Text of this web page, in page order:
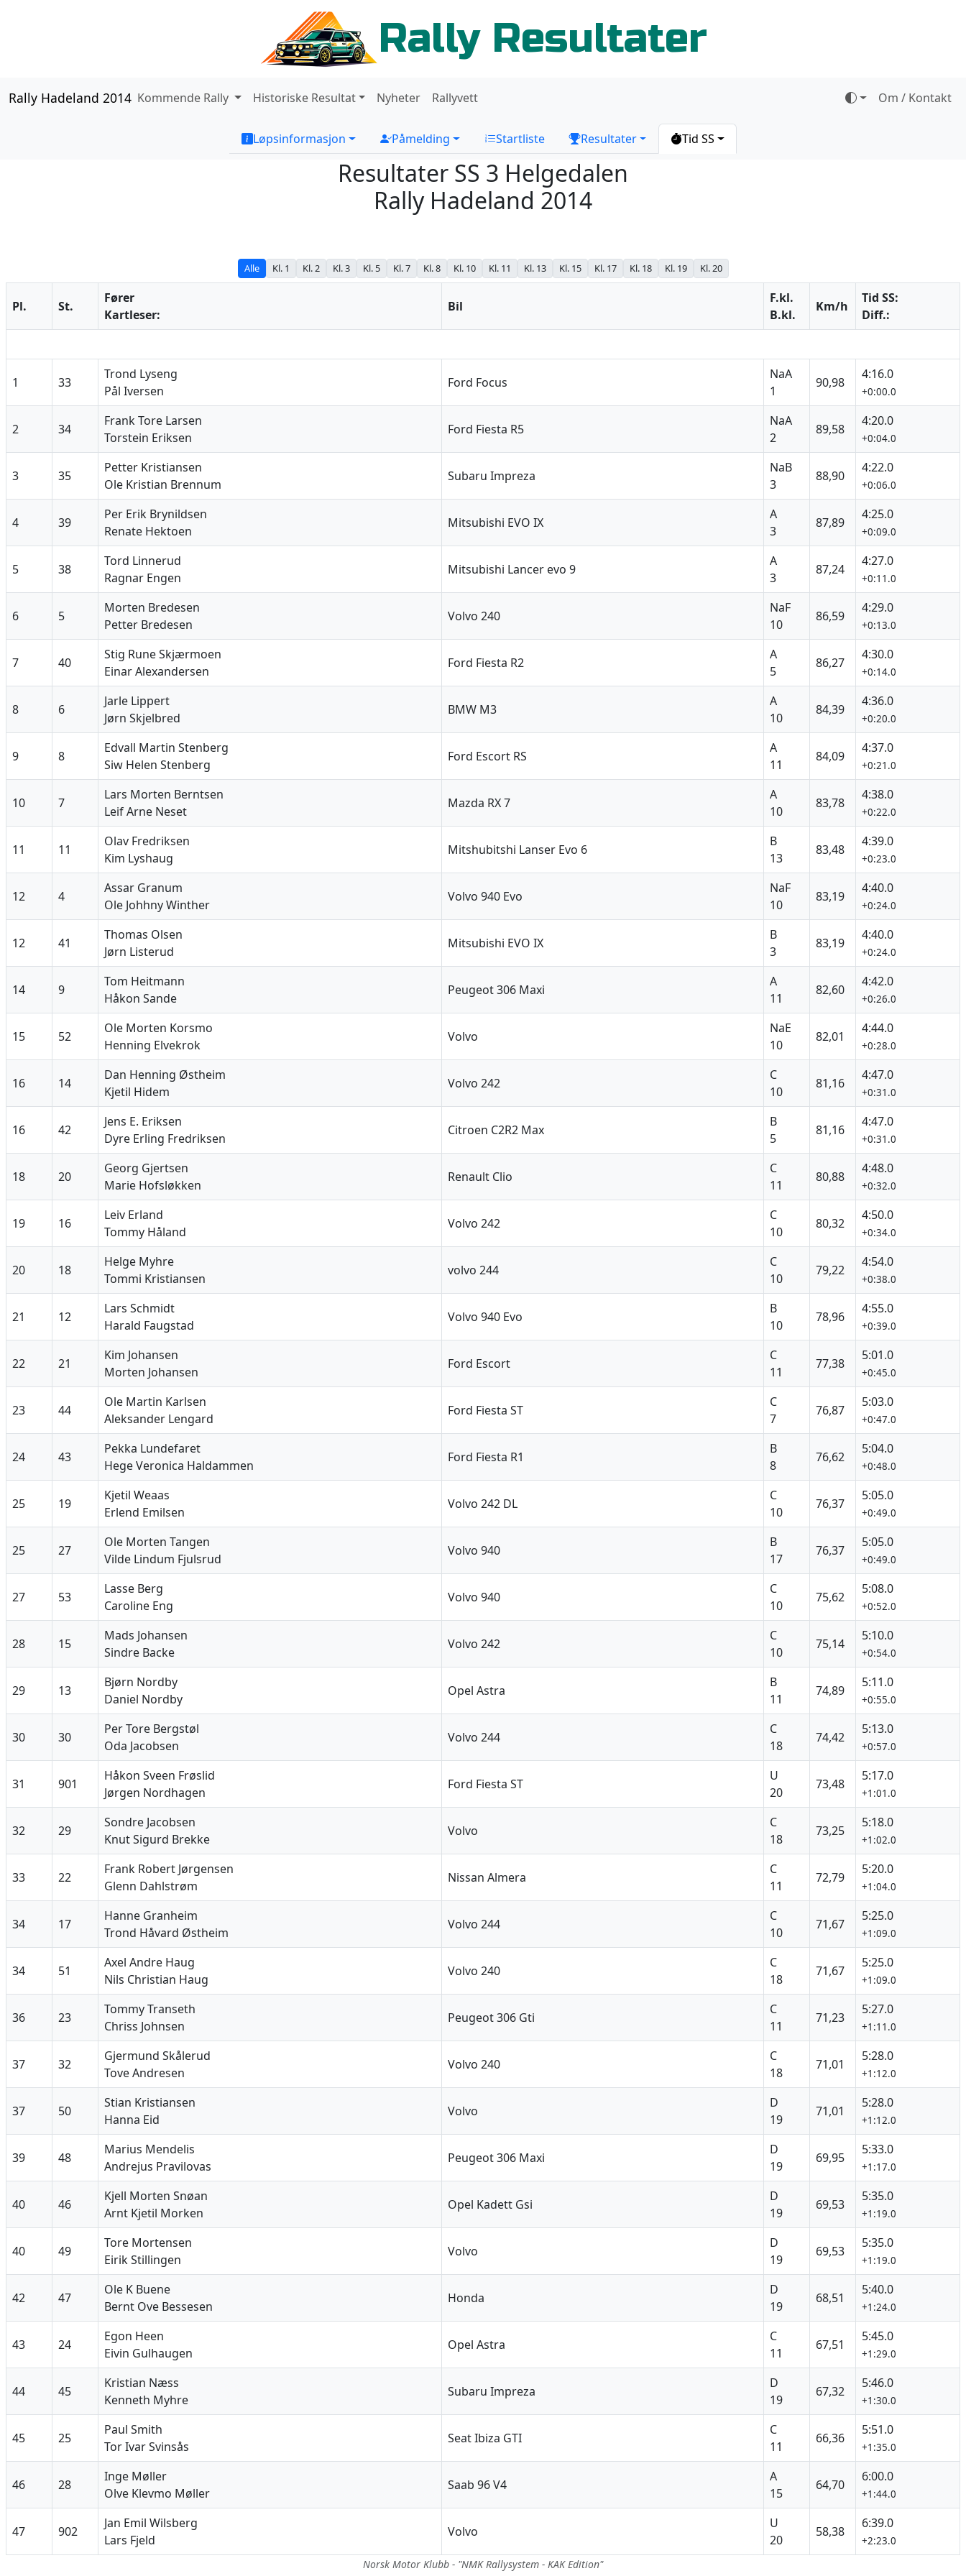
Rally Resultater
Rally Hadeland 2014 Kommende Rally Historiske Resultat Nyheter Rallyvett Om / Kontakt
Løpsinformasjon Påmelding Startliste Resultater Tid SS
Resultater SS 3 Helgedalen
Rally Hadeland 2014
Alle Kl. 1 Kl. 2 Kl. 3 Kl. 5 Kl. 7 Kl. 8 Kl. 10 Kl. 11 Kl. 13 Kl. 15 Kl. 17 Kl. 18 Kl. 19 Kl. 20
Pl. St.
Fører
Kartleser:
Bil
F.kl.
B.kl.
Km/h
Tid SS:
Diff.:
1 33
Trond Lyseng
Pål Iversen
Ford Focus
NaA
1
90,98
4:16.0
+0:00.0
2 34
Frank Tore Larsen
Torstein Eriksen
Ford Fiesta R5
NaA
2
89,58
4:20.0
+0:04.0
3 35
Petter Kristiansen
Ole Kristian Brennum
Subaru Impreza
NaB
3
88,90
4:22.0
+0:06.0
4 39
Per Erik Brynildsen
Renate Hektoen
Mitsubishi EVO IX
A
3
87,89
4:25.0
+0:09.0
5 38
Tord Linnerud
Ragnar Engen
Mitsubishi Lancer evo 9
A
3
87,24
4:27.0
+0:11.0
6 5
Morten Bredesen
Petter Bredesen
Volvo 240
NaF
10
86,59
4:29.0
+0:13.0
7 40
Stig Rune Skjærmoen
Einar Alexandersen
Ford Fiesta R2
A
5
86,27
4:30.0
+0:14.0
8 6
Jarle Lippert
Jørn Skjelbred
BMW M3
A
10
84,39
4:36.0
+0:20.0
9 8
Edvall Martin Stenberg
Siw Helen Stenberg
Ford Escort RS
A
11
84,09
4:37.0
+0:21.0
10 7
Lars Morten Berntsen
Leif Arne Neset
Mazda RX 7
A
10
83,78
4:38.0
+0:22.0
11 11
Olav Fredriksen
Kim Lyshaug
Mitshubitshi Lanser Evo 6
B
13
83,48
4:39.0
+0:23.0
12 4
Assar Granum
Ole Johhny Winther
Volvo 940 Evo
NaF
10
83,19
4:40.0
+0:24.0
12 41
Thomas Olsen
Jørn Listerud
Mitsubishi EVO IX
B
3
83,19
4:40.0
+0:24.0
14 9
Tom Heitmann
Håkon Sande
Peugeot 306 Maxi
A
11
82,60
4:42.0
+0:26.0
15 52
Ole Morten Korsmo
Henning Elvekrok
Volvo
NaE
10
82,01
4:44.0
+0:28.0
16 14
Dan Henning Østheim
Kjetil Hidem
Volvo 242
C
10
81,16
4:47.0
+0:31.0
16 42
Jens E. Eriksen
Dyre Erling Fredriksen
Citroen C2R2 Max
B
5
81,16
4:47.0
+0:31.0
18 20
Georg Gjertsen
Marie Hofsløkken
Renault Clio
C
11
80,88
4:48.0
+0:32.0
19 16
Leiv Erland
Tommy Håland
Volvo 242
C
10
80,32
4:50.0
+0:34.0
20 18
Helge Myhre
Tommi Kristiansen
volvo 244
C
10
79,22
4:54.0
+0:38.0
21 12
Lars Schmidt
Harald Faugstad
Volvo 940 Evo
B
10
78,96
4:55.0
+0:39.0
22 21
Kim Johansen
Morten Johansen
Ford Escort
C
11
77,38
5:01.0
+0:45.0
23 44
Ole Martin Karlsen
Aleksander Lengard
Ford Fiesta ST
C
7
76,87
5:03.0
+0:47.0
24 43
Pekka Lundefaret
Hege Veronica Haldammen
Ford Fiesta R1
B
8
76,62
5:04.0
+0:48.0
25 19
Kjetil Weaas
Erlend Emilsen
Volvo 242 DL
C
10
76,37
5:05.0
+0:49.0
25 27
Ole Morten Tangen
Vilde Lindum Fjulsrud
Volvo 940
B
17
76,37
5:05.0
+0:49.0
27 53
Lasse Berg
Caroline Eng
Volvo 940
C
10
75,62
5:08.0
+0:52.0
28 15
Mads Johansen
Sindre Backe
Volvo 242
C
10
75,14
5:10.0
+0:54.0
29 13
Bjørn Nordby
Daniel Nordby
Opel Astra
B
11
74,89
5:11.0
+0:55.0
30 30
Per Tore Bergstøl
Oda Jacobsen
Volvo 244
C
18
74,42
5:13.0
+0:57.0
31 901
Håkon Sveen Frøslid
Jørgen Nordhagen
Ford Fiesta ST
U
20
73,48
5:17.0
+1:01.0
32 29
Sondre Jacobsen
Knut Sigurd Brekke
Volvo
C
18
73,25
5:18.0
+1:02.0
33 22
Frank Robert Jørgensen
Glenn Dahlstrøm
Nissan Almera
C
11
72,79
5:20.0
+1:04.0
34 17
Hanne Granheim
Trond Håvard Østheim
Volvo 244
C
10
71,67
5:25.0
+1:09.0
34 51
Axel Andre Haug
Nils Christian Haug
Volvo 240
C
18
71,67
5:25.0
+1:09.0
36 23
Tommy Transeth
Chriss Johnsen
Peugeot 306 Gti
C
11
71,23
5:27.0
+1:11.0
37 32
Gjermund Skålerud
Tove Andresen
Volvo 240
C
18
71,01
5:28.0
+1:12.0
37 50
Stian Kristiansen
Hanna Eid
Volvo
D
19
71,01
5:28.0
+1:12.0
39 48
Marius Mendelis
Andrejus Pravilovas
Peugeot 306 Maxi
D
19
69,95
5:33.0
+1:17.0
40 46
Kjell Morten Snøan
Arnt Kjetil Morken
Opel Kadett Gsi
D
19
69,53
5:35.0
+1:19.0
40 49
Tore Mortensen
Eirik Stillingen
Volvo
D
19
69,53
5:35.0
+1:19.0
42 47
Ole K Buene
Bernt Ove Bessesen
Honda
D
19
68,51
5:40.0
+1:24.0
43 24
Egon Heen
Eivin Gulhaugen
Opel Astra
C
11
67,51
5:45.0
+1:29.0
44 45
Kristian Næss
Kenneth Myhre
Subaru Impreza
D
19
67,32
5:46.0
+1:30.0
45 25
Paul Smith
Tor Ivar Svinsås
Seat Ibiza GTI
C
11
66,36
5:51.0
+1:35.0
46 28
Inge Møller
Olve Klevmo Møller
Saab 96 V4
A
15
64,70
6:00.0
+1:44.0
47 902
Jan Emil Wilsberg
Lars Fjeld
Volvo
U
20
58,38
6:39.0
+2:23.0
Norsk Motor Klubb - "NMK Rallysystem - KAK Edition"